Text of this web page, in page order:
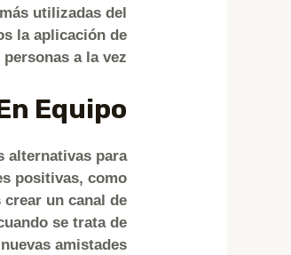
utilizadas del
la aplicación de
a la vez.
Equipo
alternativas para
positivas, como
un canal de
se trata de
amistades.